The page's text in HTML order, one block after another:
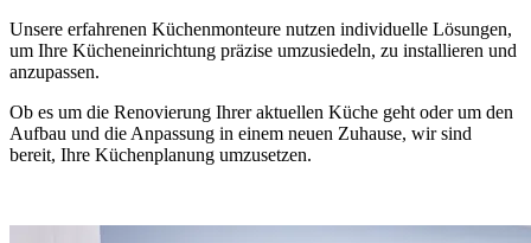
Unsere erfahrenen Küchenmonteure nutzen individuelle Lösungen,
um Ihre Kücheneinrichtung präzise umzusiedeln, zu installieren und
anzupassen.
Ob es um die Renovierung Ihrer aktuellen Küche geht oder um den
Aufbau und die Anpassung in einem neuen Zuhause, wir sind
bereit, Ihre Küchenplanung umzusetzen.